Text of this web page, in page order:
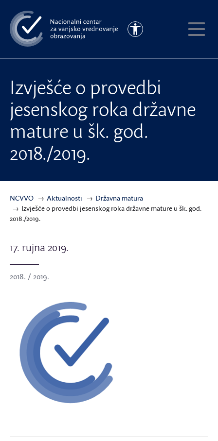
na
glavni
sadržaj
Pristupačnost
Izvješće o provedbi
jesenskog roka državne
mature u šk. god.
2018./2019.
NCVVO Aktualnosti
Državna matura
Izvješće o provedbi jesenskog roka državne mature u šk. god.
2018./2019.
17. rujna 2019.
2018. / 2019.